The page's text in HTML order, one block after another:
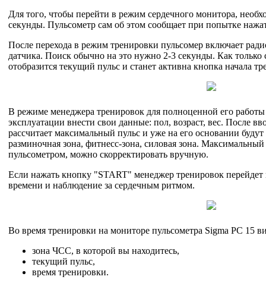
Для того, чтобы перейти в режим сердечного монитора,
секунды. Пульсометр сам об этом сообщает при попытке
После перехода в режим тренировки пульсомер включает
датчика. Поиск обычно на это нужно 2-3 секунды. Как только
отобразится текущий пульс и станет активна кнопка начала
В режиме менеджера тренировок для полноценной его
эксплуатации внести свои данные: пол, возраст, вес. После
рассчитает максимальный пульс и уже на его основании
разминочная зона, фитнесс-зона, силовая зона.
пульсометром, можно скорректировать вручную.
Если нажать кнопку "START" менеджер тренировок
времени и наблюдение за сердечным ритмом.
Во время тренировки на мониторе пульсометра Sigma PC 15
зона ЧСС, в которой вы находитесь,
текущий пульс,
время тренировки.